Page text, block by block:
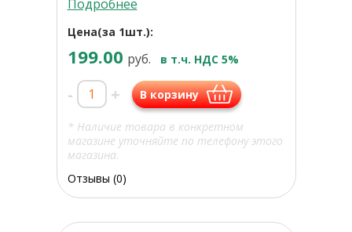
Подробнее
Цена(за 1шт.):
199.00 руб. в т.ч. НДС 5%
- + В корзину
* Наличие товара в конкретном
магазине уточняйте по телефону этого
магазина.
Отзывы (0)